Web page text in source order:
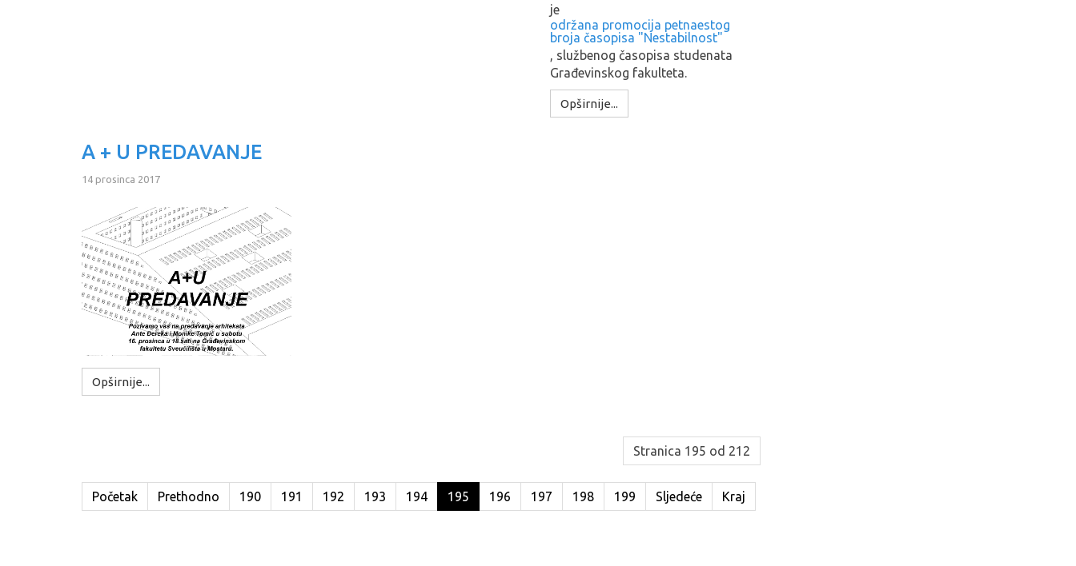
je
održana promocija petnaestog
broja časopisa "Nestabilnost"
, službenog časopisa studenata
Građevinskog fakulteta.
Opširnije...
A + U PREDAVANJE
14 prosinca 2017
Opširnije...
Stranica 195 od 212
Početak Prethodno 190 191 192 193 194 195 196 197 198 199 Sljedeće Kraj